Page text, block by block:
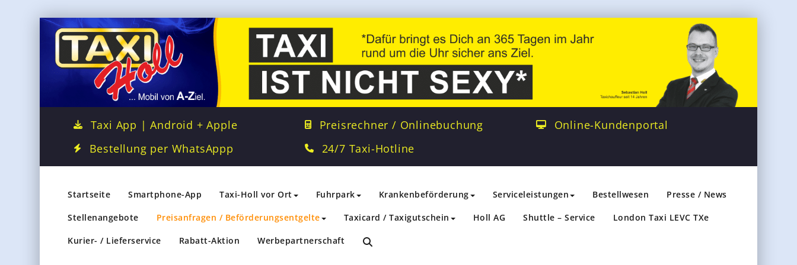
Taxi App | Android + Apple
Bestellung per WhatsAppp
Preisrechner / Onlinebuchung
24/7 Taxi-Hotline
Online-Kundenportal
Startseite Smartphone-App Taxi-Holl vor Ort Fuhrpark Krankenbeförderung Serviceleistungen Bestellwesen Presse / News
Stellenangebote Preisanfragen / Beförderungsentgelte Taxicard / Taxigutschein Holl AG Shuttle – Service London Taxi LEVC TXe
Kurier- / Lieferservice Rabatt-Aktion Werbepartnerschaft